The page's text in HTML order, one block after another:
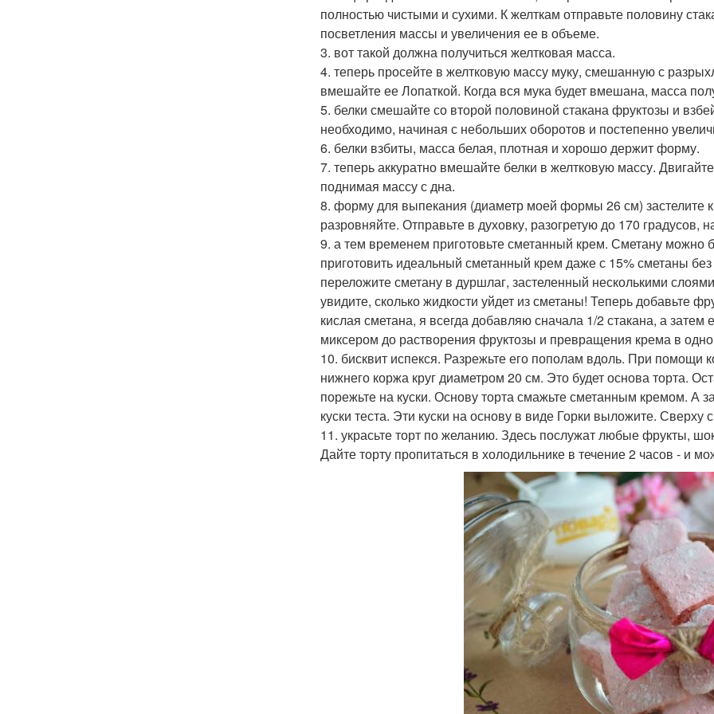
полностью чистыми и сухими. К желткам отправьте половину
посветления массы и увеличения ее в объеме.
3. вот такой должна получиться желтковая масса.
4. теперь просейте в желтковую массу муку, смешанную с
вмешайте ее Лопаткой. Когда вся мука будет вмешана, масса
5. белки смешайте со второй половиной стакана фруктозы и
необходимо, начиная с небольших оборотов и постепенно
6. белки взбиты, масса белая, плотная и хорошо держит форму.
7. теперь аккуратно вмешайте белки в желтковую массу.
поднимая массу с дна.
8. форму для выпекания (диаметр моей формы 26 см) застелите
разровняйте. Отправьте в духовку, разогретую до 170 градусов,
9. а тем временем приготовьте сметанный крем. Сметану можно
приготовить идеальный сметанный крем даже с 15% сметаны
переложите сметану в дуршлаг, застеленный несколькими
увидите, сколько жидкости уйдет из сметаны! Теперь добавьте
кислая сметана, я всегда добавляю сначала 1/2 стакана, а
миксером до растворения фруктозы и превращения крема в
10. бисквит испекся. Разрежьте его пополам вдоль. При помощи
нижнего коржа круг диаметром 20 см. Это будет основа торта.
порежьте на куски. Основу торта смажьте сметанным кремом. А
куски теста. Эти куски на основу в виде Горки выложите. Сверху
11. украсьте торт по желанию. Здесь послужат любые фрукты,
Дайте торту пропитаться в холодильнике в течение 2 часов - и